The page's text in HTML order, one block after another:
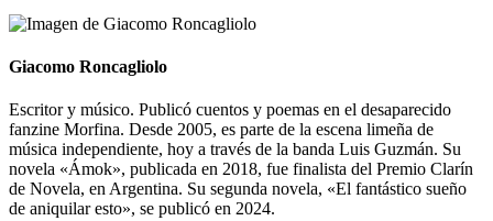
Giacomo Roncagliolo
Escritor y músico. Publicó cuentos y poemas en el desaparecido
fanzine Morfina. Desde 2005, es parte de la escena limeña de
música independiente, hoy a través de la banda Luis Guzmán. Su
novela «Ámok», publicada en 2018, fue finalista del Premio Clarín
de Novela, en Argentina. Su segunda novela, «El fantástico sueño
de aniquilar esto», se publicó en 2024.